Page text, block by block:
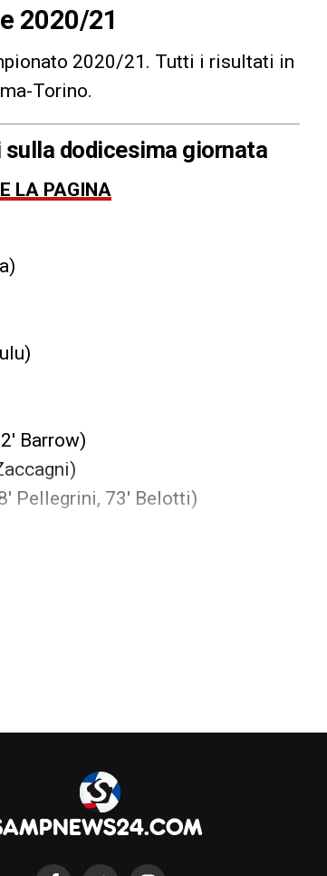
2020/21
2020/21. Tutti i risultati in
Torino.
dodicesima giornata
LA PAGINA
Barrow)
Pellegrini, 73′ Belotti)